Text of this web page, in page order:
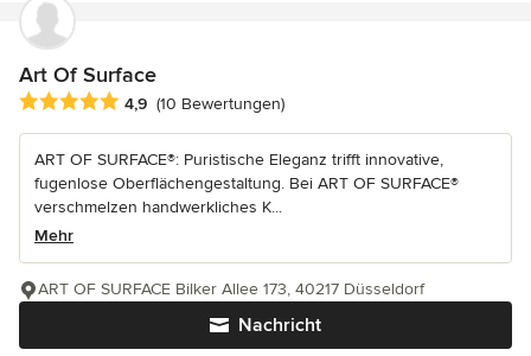
Art Of Surface
Durchschnittliche Bewertung: 4.9 von 5 Sternen
4,9 (10 Bewertungen)
ART OF SURFACE®: Puristische Eleganz trifft innovative,
fugenlose Oberflächengestaltung. Bei ART OF SURFACE®
verschmelzen handwerkliches K...
Mehr
Nachricht
ART OF SURFACE Bilker Allee 173, 40217 Düsseldorf